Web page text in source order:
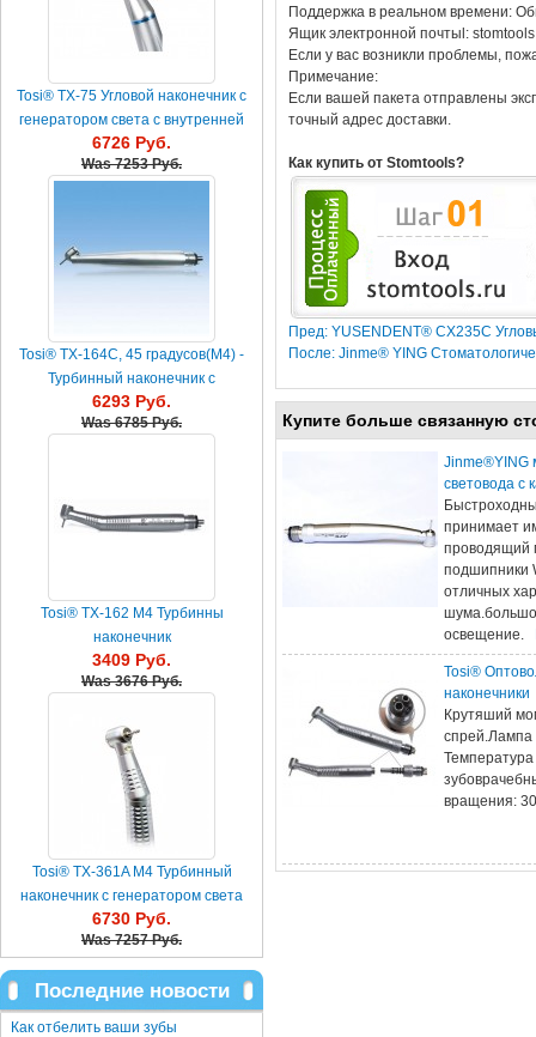
Поддержка в реальном времени:
Ящик электронной почтыl:
Если у вас возникли проблемы,
Примечание:
Если вашей пакета отправлены
точный адрес доставки.
Как купить от Stomtools?
Пред: YUSENDENT® CX235С
После: Jinme® YING
Купите больше связанную
Jinme®YING
световода с
принимает
проводящий
подшипники
отличных
освещение.
Tosi®
наконечники
Крутяший
спрей.Лампа
вращения:
Tosi® TX-75 Угловой наконечник с
генератором света с внутренней
подачей воды
6726 Руб.
Was7253 Руб.
Tosi® TX-164С, 45 градусов(М4) -
Турбинный наконечник с
генератором света
6293 Руб.
Was6785 Руб.
Tosi® TX-162 М4 Турбинны
наконечник
3409 Руб.
Was3676 Руб.
Tosi® TX-361A M4 Турбинный
наконечник с генератором света
6730 Руб.
Was7257 Руб.
Последние новости
Как отбелить ваши зубы